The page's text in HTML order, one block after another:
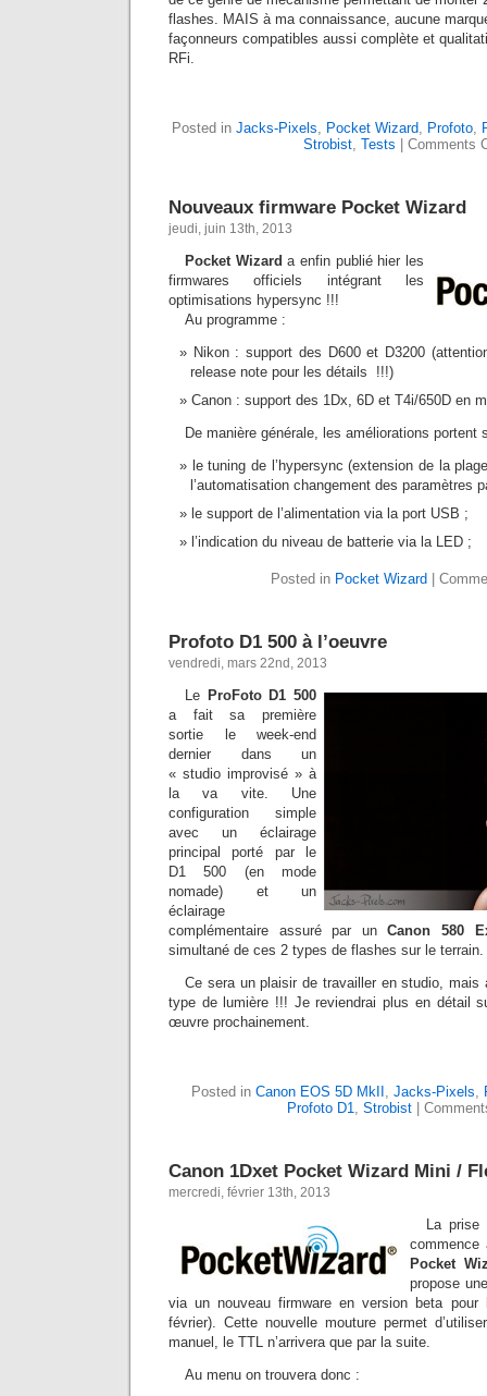
flashes. MAIS à ma connaissance, aucune
façonneurs compatibles aussi complète et
RFi.
Posted in Jacks-Pixels, Pocket Wizard, Profoto,
Strobist, Tests Comments
Nouveaux firmware Pocket Wizard
jeudi, juin 13th, 2013
Pocket Wizard a enfin publié hier les
firmwares officiels intégrant les
optimisations hypersync !!!
Au programme :
Nikon : support des D600 et D3200
release note pour les détails !!!)
Canon : support des 1Dx, 6D et T4i/650D en
De manière générale, les améliorations portent
le tuning de l’hypersync (extension de la
l’automatisation changement des paramètres
le support de l’alimentation via la port USB ;
l’indication du niveau de batterie via la LED ;
Posted in Pocket Wizard
Profoto D1 500 à l’oeuvre
vendredi, mars 22nd, 2013
Le ProFoto D1 500
a fait sa première
sortie le week-end
dernier dans un
« studio improvisé » à
la va vite. Une
configuration simple
avec un éclairage
principal porté par le
D1 500 (en mode
nomade) et un
éclairage
complémentaire assuré par unCanon 580
simultané de ces 2 types de flashes sur le terrain.
Ce sera un plaisir de travailler en studio, mais
type de lumière !!! Je reviendrai plus en détail
œuvre prochainement.
Posted in Canon EOS 5D MkII , Jacks-Pixels,
Profoto D1, Strobist|
Canon 1Dxet Pocket Wizard Mini /
mercredi, février 13th, 2013
La prise
Pocket
propose
via un nouveau firmware en version beta pour
février). Cette nouvelle mouture permet
manuel, le TTL n’arrivera que par la suite.
Au menu on trouvera donc :